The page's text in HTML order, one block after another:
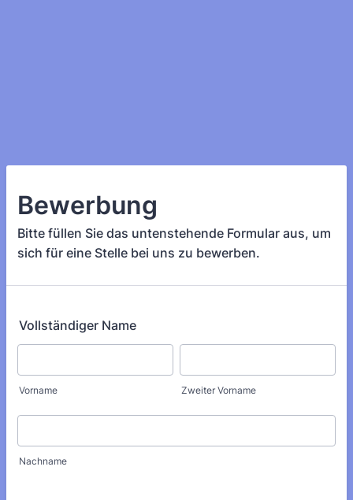
Bewerbung
Bitte füllen Sie das untenstehende Formular aus, um
sich für eine Stelle bei uns zu bewerben.
Vollständiger Name
Vorname Zweiter Vorname
Nachname